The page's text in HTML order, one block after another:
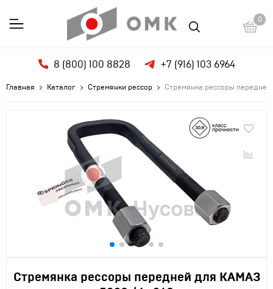
0
8 (800) 100 8828 +7 (916) 103 6964
Главная Каталог Стремянки рессор Стремянка рессоры
Стремянка рессоры передней для КАМАЗ